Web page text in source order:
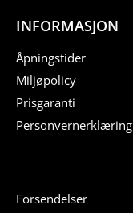
INFORMASJON
Åpningstider
Miljøpolicy
Prisgaranti
Personvernerklæring
Forsendelser